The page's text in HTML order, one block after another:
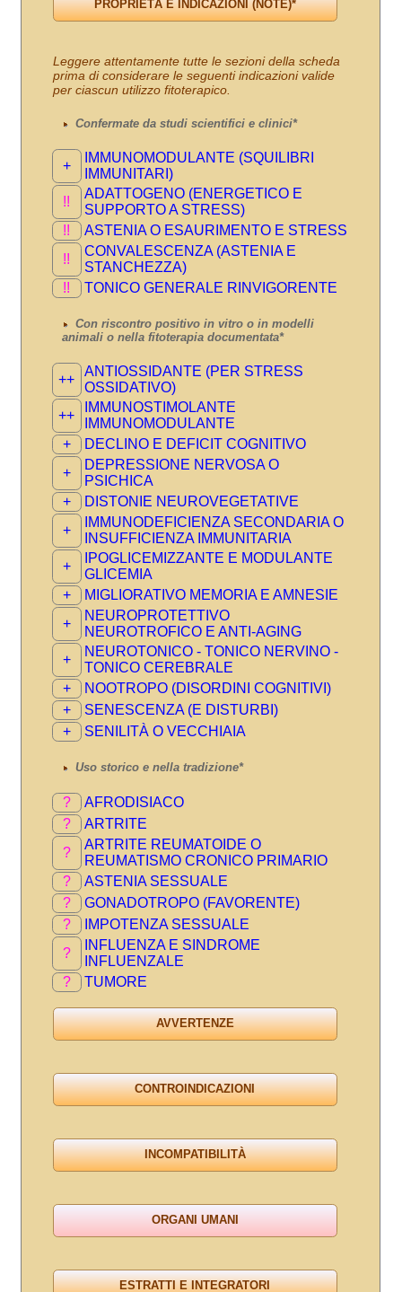
Leggere attentamente tutte le sezioni della scheda
prima di considerare le seguenti indicazioni valide
per ciascun utilizzo fitoterapico.
Confermate da studi scientifici e clinici*
+
IMMUNOMODULANTE (SQUILIBRI
IMMUNITARI)
!!
ADATTOGENO (ENERGETICO E
SUPPORTO A STRESS)
!!
ASTENIA O ESAURIMENTO E STRESS
!!
CONVALESCENZA (ASTENIA E
STANCHEZZA)
!!
TONICO GENERALE RINVIGORENTE
Con riscontro positivo in vitro o in modelli
animali o nella fitoterapia documentata*
++
ANTIOSSIDANTE (PER STRESS
OSSIDATIVO)
++
IMMUNOSTIMOLANTE
IMMUNOMODULANTE
+
DECLINO E DEFICIT COGNITIVO
+
DEPRESSIONE NERVOSA O
PSICHICA
+
DISTONIE NEUROVEGETATIVE
+
IMMUNODEFICIENZA SECONDARIA O
INSUFFICIENZA IMMUNITARIA
+
IPOGLICEMIZZANTE E MODULANTE
GLICEMIA
+
MIGLIORATIVO MEMORIA E AMNESIE
+
NEUROPROTETTIVO
NEUROTROFICO E ANTI-AGING
+
NEUROTONICO - TONICO NERVINO -
TONICO CEREBRALE
+
NOOTROPO (DISORDINI COGNITIVI)
+
SENESCENZA (E DISTURBI)
+
SENILITÀ O VECCHIAIA
Uso storico e nella tradizione*
?
AFRODISIACO
?
ARTRITE
?
ARTRITE REUMATOIDE O
REUMATISMO CRONICO PRIMARIO
?
ASTENIA SESSUALE
?
GONADOTROPO (FAVORENTE)
?
IMPOTENZA SESSUALE
?
INFLUENZA E SINDROME
INFLUENZALE
?
TUMORE